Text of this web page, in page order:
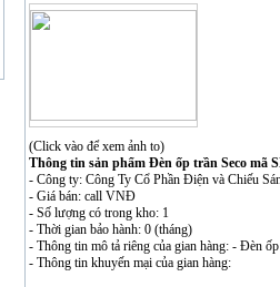
(Click vào để xem ảnh to)
Thông tin sản phẩm Đèn ốp trần Seco mã
- Công ty: Công Ty Cổ Phần Điện và Chiếu
- Giá bán: call VNĐ
- Số lượng có trong kho: 1
- Thời gian bảo hành: 0 (tháng)
- Thông tin mô tả riêng của gian hàng: - Đèn
- Thông tin khuyến mại của gian hàng: